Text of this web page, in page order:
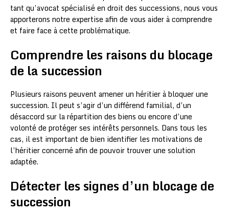
tant qu’avocat spécialisé en droit des successions, nous vous
apporterons notre expertise afin de vous aider à comprendre
et faire face à cette problématique.
Comprendre les raisons du blocage
de la succession
Plusieurs raisons peuvent amener un héritier à bloquer une
succession. Il peut s’agir d’un différend familial, d’un
désaccord sur la répartition des biens ou encore d’une
volonté de protéger ses intérêts personnels. Dans tous les
cas, il est important de bien identifier les motivations de
l’héritier concerné afin de pouvoir trouver une solution
adaptée.
Détecter les signes d’un blocage de
succession